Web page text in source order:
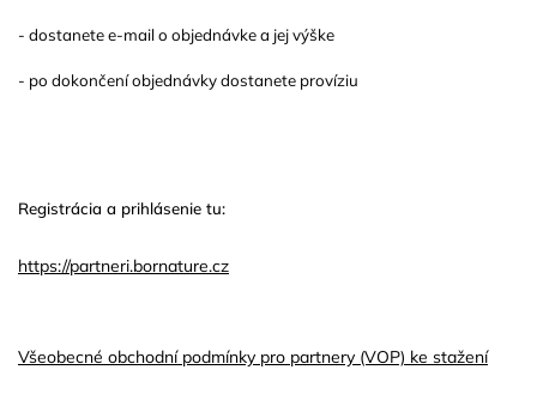
- dostanete e-mail o objednávke a jej výške
- po dokončení objednávky dostanete províziu
Registrácia a prihlásenie tu:
https://partneri.bornature.cz
Všeobecné obchodní podmínky pro partnery (VOP) ke stažení